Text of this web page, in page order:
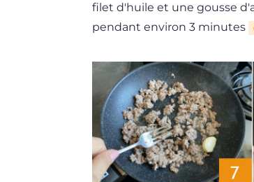
filet d'huile et une gousse
pendant environ 3 minutes